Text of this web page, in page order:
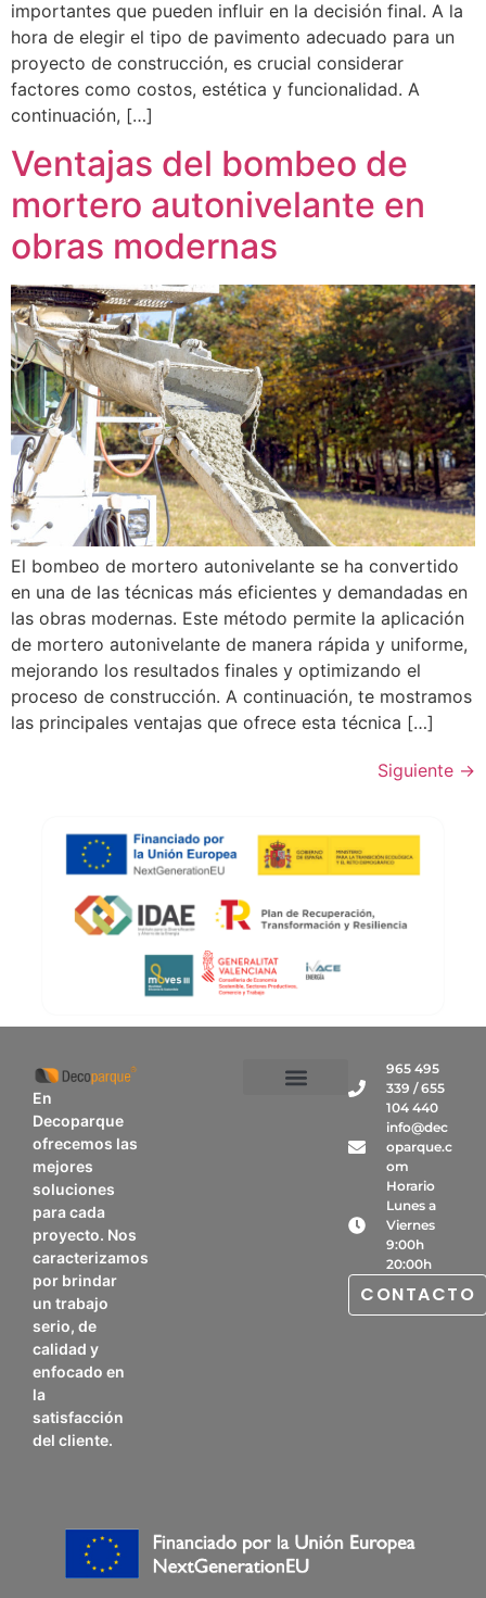
importantes que pueden influir en la decisión final. A la
hora de elegir el tipo de pavimento adecuado para un
proyecto de construcción, es crucial considerar
factores como costos, estética y funcionalidad. A
continuación, […]
Ventajas del bombeo de
mortero autonivelante en
obras modernas
El bombeo de mortero autonivelante se ha convertido
en una de las técnicas más eficientes y demandadas en
las obras modernas. Este método permite la aplicación
de mortero autonivelante de manera rápida y uniforme,
mejorando los resultados finales y optimizando el
proceso de construcción. A continuación, te mostramos
las principales ventajas que ofrece esta técnica […]
Siguiente →
En
Decoparque
ofrecemos las
mejores
soluciones
para cada
proyecto. Nos
caracterizamos
por brindar
un trabajo
serio, de
calidad y
enfocado en
la
satisfacción
del cliente.
965 495
339 / 655
104 440
info@dec
oparque.c
om
Horario
Lunes a
Viernes
9:00h
20:00h
CONTACTO